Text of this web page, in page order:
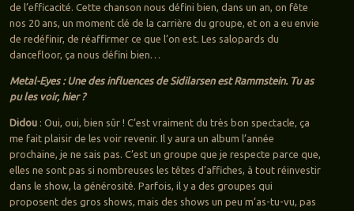
de l’efficacité. Cette chanson nous défini bien, dans un an, on fête
nos 20 ans, un moment clé de la carrière du groupe, et on a eu envie
de redéfinir, de réaffirmer ce que l’on est. Les salopards du
dancefloor, ça nous défini bien…
Metal-Eyes : Une des influences de Sidilarsen est Rammstein. Tu as
pu les voir, hier ?
Didou : Oui, oui, bien sûr ! C’est vraiment du très bon spectacle, ça
me fait plaisir de les voir revenir. Il y aura un album l’année
prochaine, je ne sais pas. C’est un groupe que je respecte parce que,
elles ne sont pas si nombreuses les têtes d’affiches, à tout réinvestir
dans le show, la générosité. Parfois, il y a des groupes qui
proposent des gros shows, mais des shows un peu m’as-tu-vu, pas